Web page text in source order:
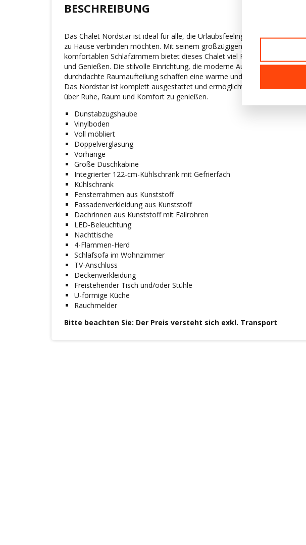
BESCHREIBUNG
Das Chalet Nordstar ist ideal für alle, die Urlaubsfeeling mit dem Komfort
zu Hause verbinden möchten. Mit seinem großzügigen Grundriss und zwei
komfortablen Schlafzimmern bietet dieses Chalet viel Platz zum
und Genießen. Die stilvolle Einrichtung, die moderne Ausstattung und die
durchdachte Raumaufteilung schaffen eine warme und luxuriöse
Das Nordstar ist komplett ausgestattet und ermöglicht Ihnen, das ganze
über Ruhe, Raum und Komfort zu genießen.
Dunstabzugshaube
Vinylboden
Voll möbliert
Doppelverglasung
Vorhänge
Große Duschkabine
Integrierter 122-cm-Kühlschrank mit Gefrierfach
Kühlschrank
Fensterrahmen aus Kunststoff
Fassadenverkleidung aus Kunststoff
Dachrinnen aus Kunststoff mit Fallrohren
LED-Beleuchtung
Nachttische
4-Flammen-Herd
Schlafsofa im Wohnzimmer
TV-Anschluss
Deckenverkleidung
Freistehender Tisch und/oder Stühle
U-förmige Küche
Rauchmelder
Bitte beachten Sie: Der Preis versteht sich exkl. Transport